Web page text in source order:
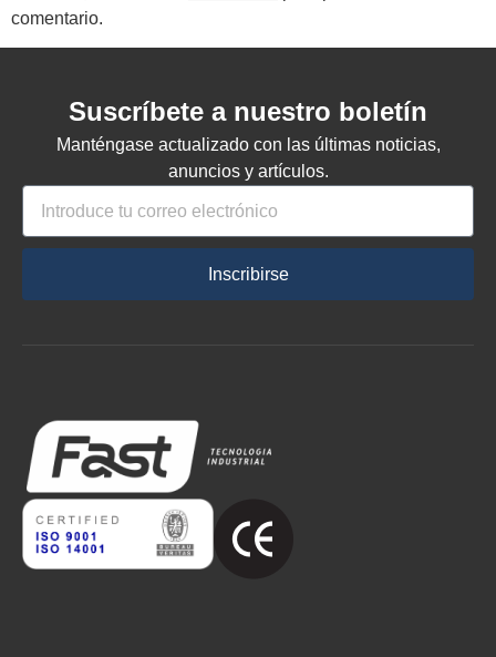
comentario.
Suscríbete a nuestro boletín
Manténgase actualizado con las últimas noticias,
anuncios y artículos.
Inscribirse